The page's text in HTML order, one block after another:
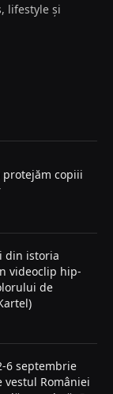
lifestyle și
copiii
din istoria
videoclip hip-
de
6 septembrie
vestul României